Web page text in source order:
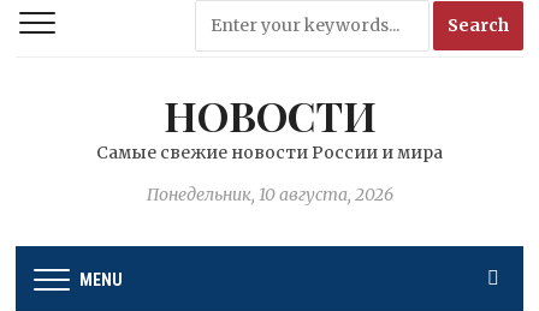
НОВОСТИ
Самые свежие новости России и мира
Понедельник, 10 августа, 2026
MENU